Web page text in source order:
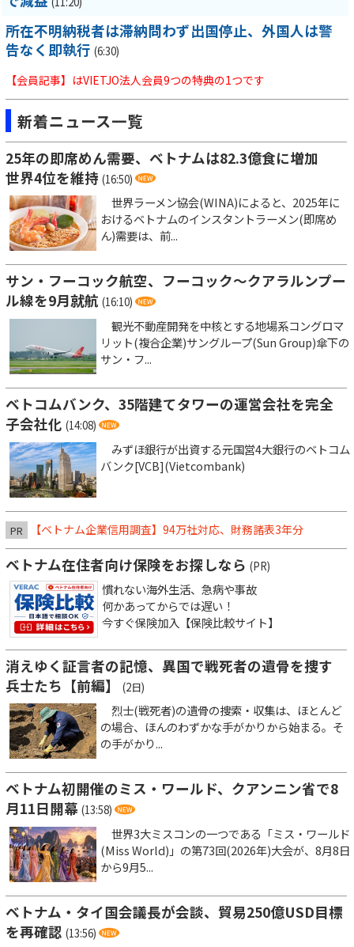
所在不明納税者は滞納問わず出国停止、外国人は警
告なく即執行 (6:30)
【会員記事】はVIETJO法人会員9つの特典の1つです
新着ニュース一覧
25年の即席めん需要、ベトナムは82.3億食に増加
世界4位を維持 (16:50)
世界ラーメン協会(WINA)によると、2025年に
おけるベトナムのインスタントラーメン(即席め
ん)需要は、前...
サン・フーコック航空、フーコック～クアラルンプー
ル線を9月就航 (16:10)
観光不動産開発を中核とする地場系コングロマ
リット(複合企業)サングループ(Sun Group)傘下の
サン・フ...
ベトコムバンク、35階建てタワーの運営会社を完全
子会社化 (14:08)
みずほ銀行が出資する元国営4大銀行のベトコム
バンク[VCB](Vietcombank)
PR 【ベトナム企業信用調査】94万社対応、財務諸表3年分
ベトナム在住者向け保険をお探しなら (PR)
慣れない海外生活、急病や事故
何かあってからでは遅い！
今すぐ保険加入【保険比較サイト】
消えゆく証言者の記憶、異国で戦死者の遺骨を捜す
兵士たち【前編】
(2日)
烈士(戦死者)の遺骨の捜索・収集は、ほとんど
の場合、ほんのわずかな手がかりから始まる。そ
の手がかり...
ベトナム初開催のミス・ワールド、クアンニン省で8
月11日開幕 (13:58)
世界3大ミスコンの一つである「ミス・ワールド
(Miss World)」の第73回(2026年)大会が、8月8日
から9月5...
ベトナム・タイ国会議長が会談、貿易250億USD目標
を再確認 (13:56)